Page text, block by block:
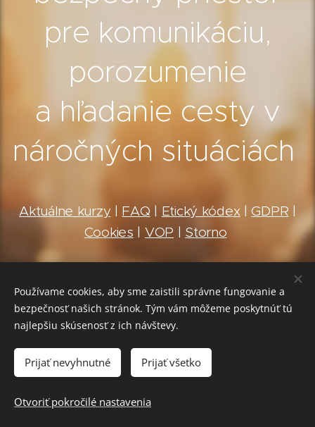
pre komunikáciu,
porozumenie
a hľadanie cesty v
náročných situáciách
Aktuálne kurzy | FAQ | Etický kódex|GDPR |
Cookies | VOP | Storno
© EchoPoint, 2025
Programy Cesta komunikácie, Cesta k sebe,
Soft Skills pre Silný Tím, Návrat, Sobotné
rande
sú autorské diela.
Názvy a obsah sa môžu používať iba so
Používame cookies, aby sme zaistili správne fungovanie a
bezpečnosť našich stránok. Tým vám môžeme poskytnúť tú
najlepšiu skúsenosť z ich návštevy.
Prijať nevyhnutné Prijať všetko
Otvoriť pokročilé nastavenia